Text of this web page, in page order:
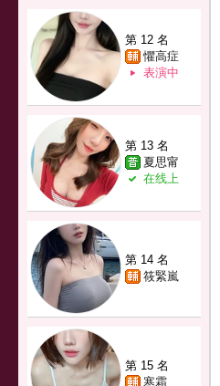
第 12 名
懼高症
表演中
第 13 名
夏思甯
在线上
第 14 名
筱緊嵐
第 15 名
寒霜